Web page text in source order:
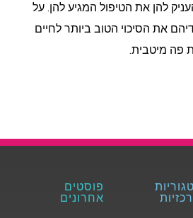
להן את הטיפול המגיע להן. על
את הסיכוי הטוב ביותר לחיים
פה מיטבית.
פוסטים
אחרונים